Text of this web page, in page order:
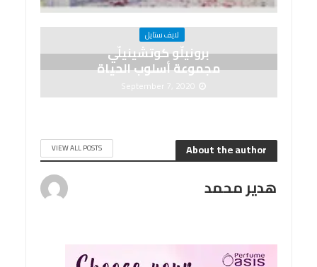
لايف ستايل
برونيلّو كوتشينيلّي
مجموعة أسلوب الحياة
September 7, 2020
About the author
VIEW ALL POSTS
هدير محمد